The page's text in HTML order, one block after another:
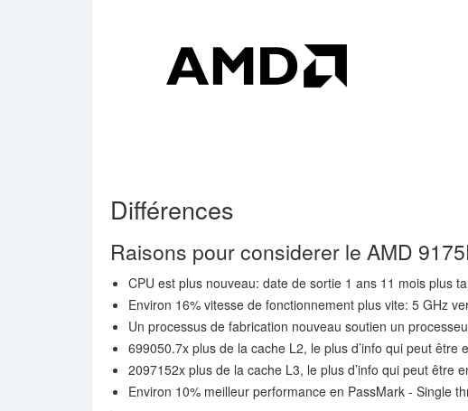
Différences
Raisons pour considerer le AMD
CPU est plus nouveau: date de sortie 1 ans 11 mois plus
Environ 16% vitesse de fonctionnement plus vite: 5 GHz
Un processus de fabrication nouveau soutien un
699050.7x plus de la cache L2, le plus d’info qui peut être
2097152x plus de la cache L3, le plus d’info qui peut être
Environ 10% meilleur performance en PassMark - Single